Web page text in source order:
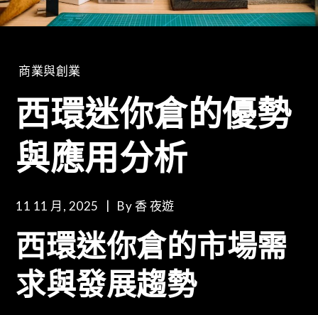
商業與創業
西環迷你倉的優勢
與應用分析
11 11 月, 2025 By香 夜遊
西環迷你倉的市場需
求與發展趨勢